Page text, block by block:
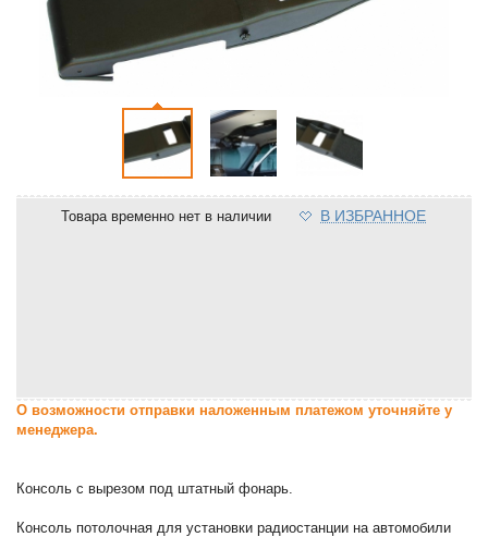
Товара временно нет в наличии В ИЗБРАННОЕ
О возможности отправки наложенным платежом уточняйте у
менеджера.
Консоль с вырезом под штатный фонарь.
Консоль потолочная для установки радиостанции на автомобили